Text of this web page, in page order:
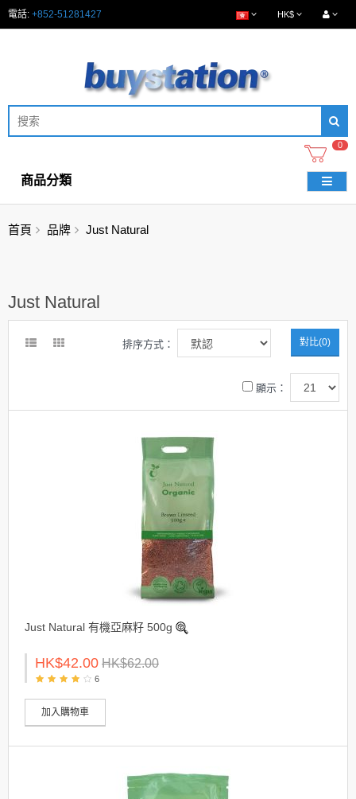
電話: +852-51281427 HK$
0
商品分類
首頁 品牌 Just Natural
Just Natural
對比(0)
排序方式：
顯示：
Just Natural 有機亞麻籽 500g
HK$42.00 HK$62.00
6
加入購物車